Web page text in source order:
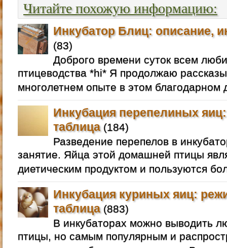
Читайте похожую информацию:
Инкубатор Блиц: описание,
(83)
Доброго времени суток всем
птицеводства *hi* Я продолжаю
многолетнем опыте в этом
Инкубация перепелиных
таблица(184)
Разведение перепелов в
занятие. Яйца этой домашней птицы
диетическим продуктом и пользуются
Инкубация куриных яиц:
таблица(883)
В инкубаторах можно выводить
птицы, но самым популярным и